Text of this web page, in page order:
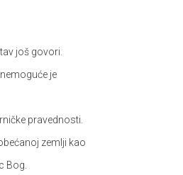
još govori.
je
pravednosti.
zemlji kao
Bog.